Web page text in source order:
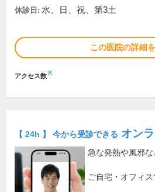
休診日: 水、日、祝、第3土
この医院の詳細
アクセス数※
【 24h 】 今から受診できる オン
急な発熱や風邪
ご自宅・オフィ